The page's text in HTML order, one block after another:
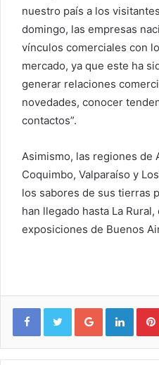
nuestro país a los
domingo, las empresas
vínculos comerciales con
mercado, ya que este ha
generar relaciones
novedades, conocer
contactos”.
Asimismo, las regiones de
Coquimbo, Valparaíso y
los sabores de sus tierras
han llegado hasta La
exposiciones de Buenos
Google+ LinkedIn